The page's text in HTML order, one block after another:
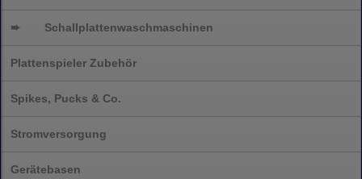
➨ Schallplattenwaschmaschinen
Plattenspieler Zubehör
Spikes, Pucks & Co.
Stromversorgung
Gerätebasen